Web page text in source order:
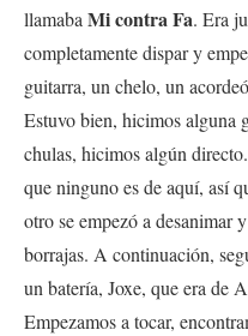
llamabaMi contra Fa. Era
completamente dispar y
guitarra, un chelo, un
Estuvo bien, hicimos alguna
chulas, hicimos algún
que ninguno es de aquí, así
otro se empezó a desanimar
borrajas. A continuación,
un batería, Joxe, que era de
Empezamos a tocar,